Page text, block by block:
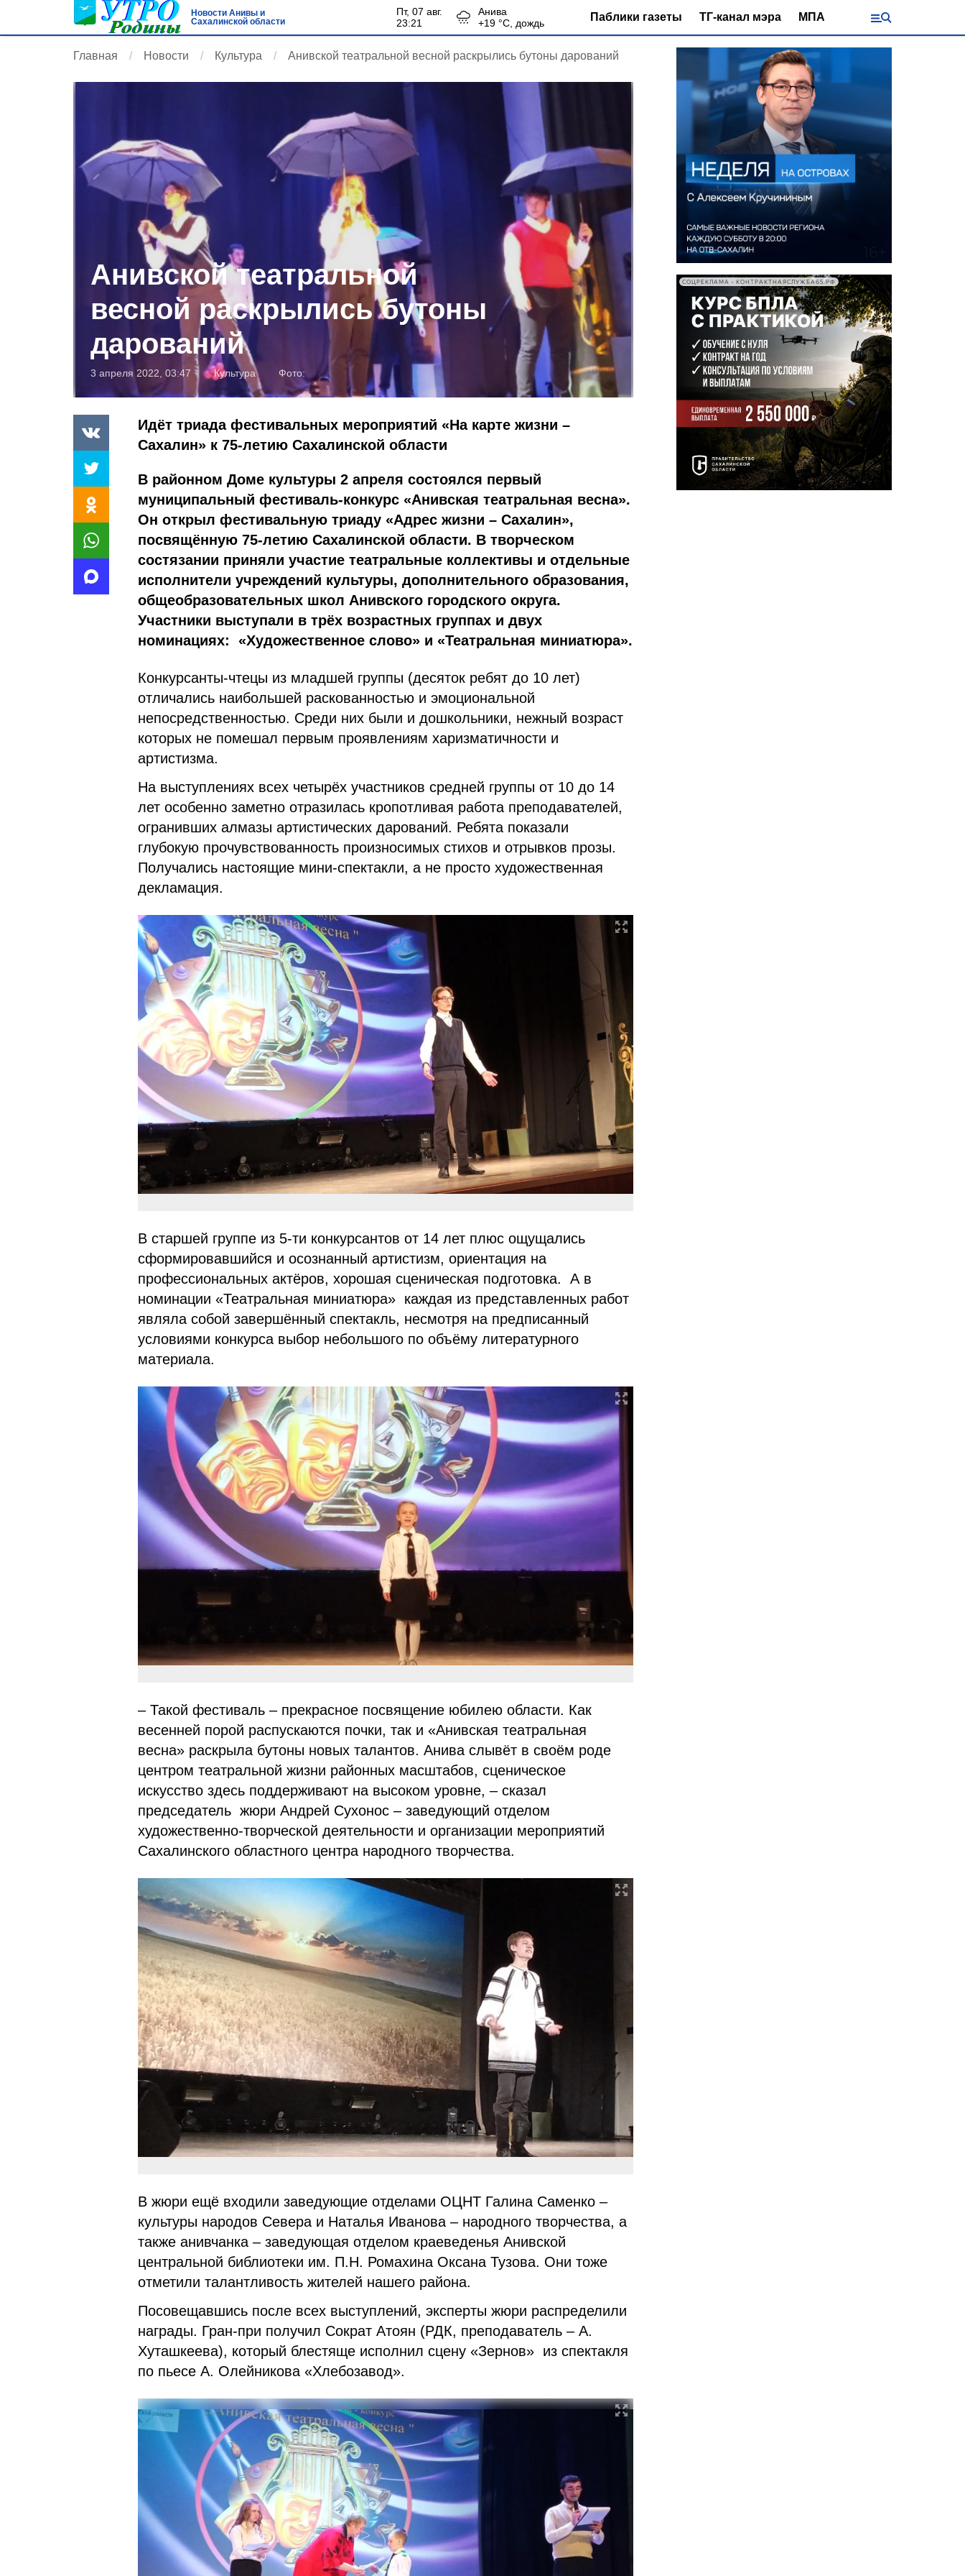
Новости Анивы и
Сахалинской области
пт, 07 авг.
23:21
Анива
+19 °С, дождь Паблики газеты ТГ-канал мэра МПА
Главная Новости Культура Анивской театральной весной раскрылись бутоны дарований
Анивской театральной
весной раскрылись бутоны
дарований
3 апреля 2022, 03:47 Культура Фото:
Идёт триада фестивальных мероприятий «На карте жизни –
Сахалин» к 75-летию Сахалинской области
В районном Доме культуры 2 апреля состоялся первый
муниципальный фестиваль-конкурс «Анивская театральная весна».
Он открыл фестивальную триаду «Адрес жизни – Сахалин»,
посвящённую 75-летию Сахалинской области. В творческом
состязании приняли участие театральные коллективы и отдельные
исполнители учреждений культуры, дополнительного образования,
общеобразовательных школ Анивского городского округа.
Участники выступали в трёх возрастных группах и двух
номинациях: «Художественное слово» и «Театральная миниатюра».
Конкурсанты-чтецы из младшей группы (десяток ребят до 10 лет)
отличались наибольшей раскованностью и эмоциональной
непосредственностью. Среди них были и дошкольники, нежный возраст
которых не помешал первым проявлениям харизматичности и
артистизма.
На выступлениях всех четырёх участников средней группы от 10 до 14
лет особенно заметно отразилась кропотливая работа преподавателей,
огранивших алмазы артистических дарований. Ребята показали
глубокую прочувствованность произносимых стихов и отрывков прозы.
Получались настоящие мини-спектакли, а не просто художественная
декламация.
В старшей группе из 5-ти конкурсантов от 14 лет плюс ощущались
сформировавшийся и осознанный артистизм, ориентация на
профессиональных актёров, хорошая сценическая подготовка. А в
номинации «Театральная миниатюра» каждая из представленных работ
являла собой завершённый спектакль, несмотря на предписанный
условиями конкурса выбор небольшого по объёму литературного
материала.
– Такой фестиваль – прекрасное посвящение юбилею области. Как
весенней порой распускаются почки, так и «Анивская театральная
весна» раскрыла бутоны новых талантов. Анива слывёт в своём роде
центром театральной жизни районных масштабов, сценическое
искусство здесь поддерживают на высоком уровне, – сказал
председатель жюри Андрей Сухонос – заведующий отделом
художественно-творческой деятельности и организации мероприятий
Сахалинского областного центра народного творчества.
В жюри ещё входили заведующие отделами ОЦНТ Галина Саменко –
культуры народов Севера и Наталья Иванова – народного творчества, а
также анивчанка – заведующая отделом краеведенья Анивской
центральной библиотеки им. П.Н. Ромахина Оксана Тузова. Они тоже
отметили талантливость жителей нашего района.
Посовещавшись после всех выступлений, эксперты жюри распределили
награды. Гран-при получил Сократ Атоян (РДК, преподаватель – А.
Хуташкеева), который блестяще исполнил сцену «Зернов» из спектакля
по пьесе А. Олейникова «Хлебозавод».
СОЦРЕКЛАМА • КОНТРАКТНАЯСЛУЖБА65.РФ